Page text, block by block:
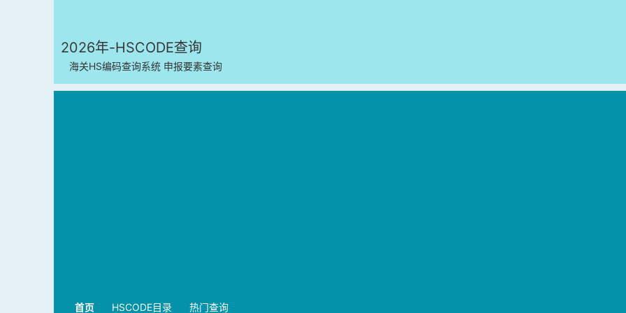
2026年-HSCODE查询
海关HS编码查询系统 申报要素查询
首页 HSCODE目录 热门查询